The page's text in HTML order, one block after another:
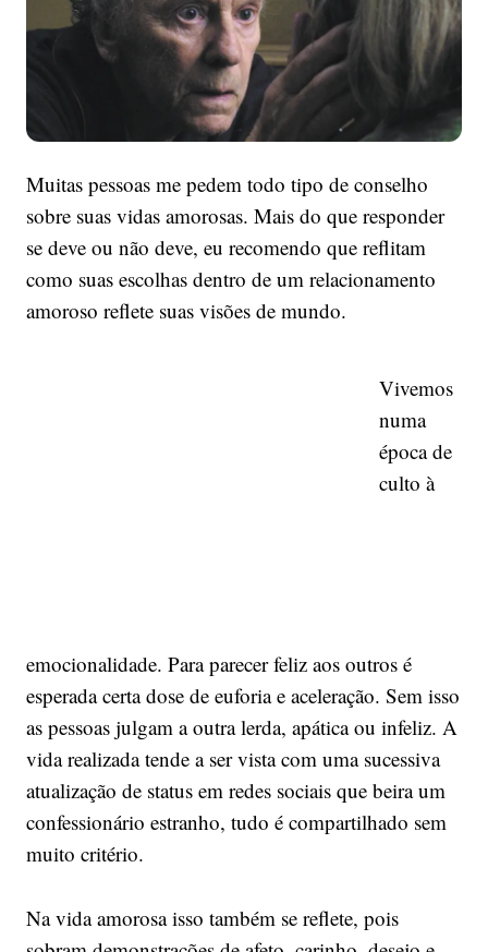
de
verdade?
–
Um
texto
sobre
amor
e
a
sabedoria
Muitas pessoas me pedem todo tipo de conselho
sobre suas vidas amorosas. Mais do que responder
se deve ou não deve, eu recomendo que reflitam
como suas escolhas dentro de um relacionamento
amoroso reflete suas visões de mundo.
Vivemos
numa
época de
culto à
emocionalidade. Para parecer feliz aos outros é
esperada certa dose de euforia e aceleração. Sem isso
as pessoas julgam a outra lerda, apática ou infeliz. A
vida realizada tende a ser vista com uma sucessiva
atualização de status em redes sociais que beira um
confessionário estranho, tudo é compartilhado sem
muito critério.
Na vida amorosa isso também se reflete, pois